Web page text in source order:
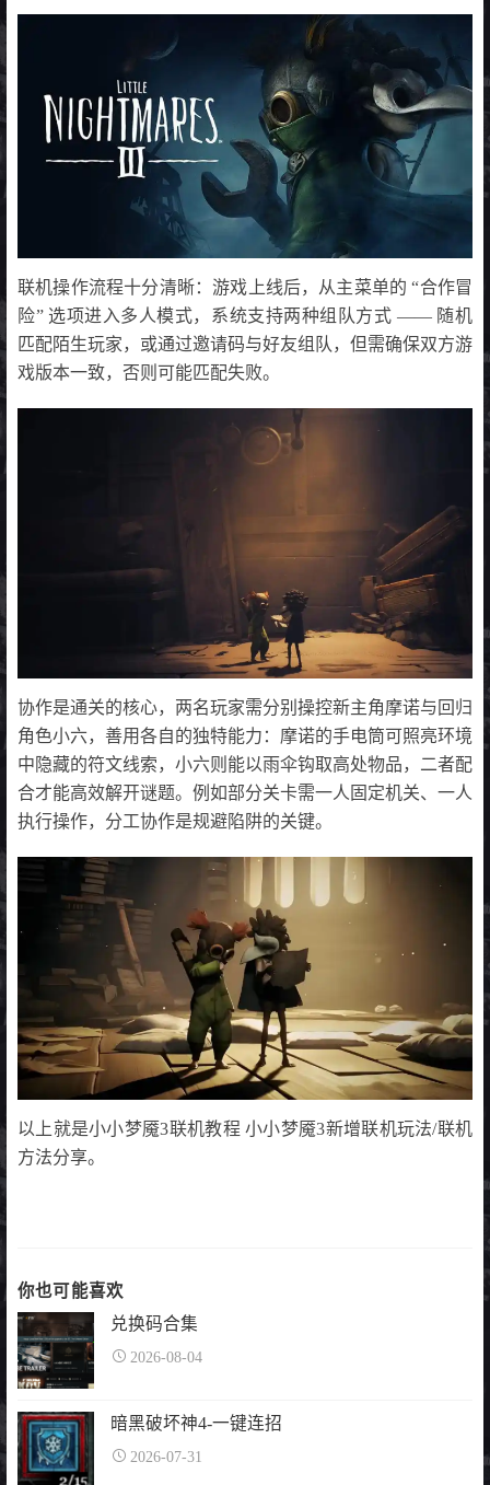
联机操作流程十分清晰：游戏上线后，从主菜单的 “合作冒
险” 选项进入多人模式，系统支持两种组队方式 —— 随机
匹配陌生玩家，或通过邀请码与好友组队，但需确保双方游
戏版本一致，否则可能匹配失败。
协作是通关的核心，两名玩家需分别操控新主角摩诺与回归
角色小六，善用各自的独特能力：摩诺的手电筒可照亮环境
中隐藏的符文线索，小六则能以雨伞钩取高处物品，二者配
合才能高效解开谜题。例如部分关卡需一人固定机关、一人
执行操作，分工协作是规避陷阱的关键。
以上就是小小梦魇3联机教程 小小梦魇3新增联机玩法/联机
方法分享。
你也可能喜欢
兑换码合集
2026-08-04
暗黑破坏神4-一键连招
2026-07-31